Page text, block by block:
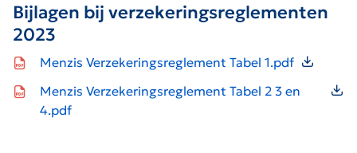
Bijlagen bij verzekeringsreglementen
2023
Icon file type-pdf
Menzis Verzekeringsreglement Tabel 1.pdf
Icon file type-pdf
Menzis Verzekeringsreglement Tabel 2 3 en
4.pdf